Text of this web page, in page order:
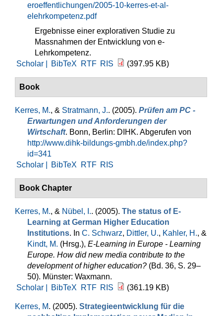
eroeffentlichungen/2005-10-kerres-et-al-
elehrkompetenz.pdf
Ergebnisse einer explorativen Studie zu
Massnahmen der Entwicklung von e-
Lehrkompetenz.
Scholar |
BibTeX RTF RIS (397.95 KB)
Book
Kerres, M., & Stratmann, J.. (2005). Prüfen am PC -
Erwartungen und Anforderungen der
Wirtschaft. Bonn, Berlin: DIHK. Abgerufen von
http://www.dihk-bildungs-gmbh.de/index.php?
id=341
Scholar |
BibTeX RTF RIS
Book Chapter
Kerres, M., & Nübel, I.. (2005). The status of E-
Learning at German Higher Education
Institutions. In C. Schwarz, Dittler, U., Kahler, H., &
Kindt, M. (Hrsg.), E-Learning in Europe - Learning
Europe. How did new media contribute to the
development of higher education? (Bd. 36, S. 29–
50). Münster: Waxmann.
Scholar |
BibTeX RTF RIS (361.19 KB)
Kerres, M. (2005). Strategieentwicklung für die